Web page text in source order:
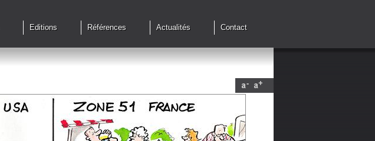
Editions Références Actualités Contact